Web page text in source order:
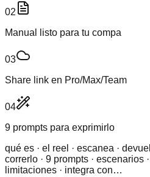
02
Manual listo para tu compa
03
Share link en Pro/Max/Team
04
9 prompts para exprimirlo
qué es · el reel · escanea ·
correrlo · 9 prompts · escenarios
limitaciones · integra con…